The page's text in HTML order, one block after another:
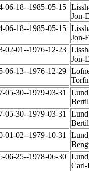
06-18--1985-05-15
Jon-
06-18--1985-05-15
Jon-
02-01--1976-12-23
Jon-
06-13--1976-12-29
05-30--1979-03-31
05-30--1979-03-31
01-02--1979-10-31
06-25--1978-06-30